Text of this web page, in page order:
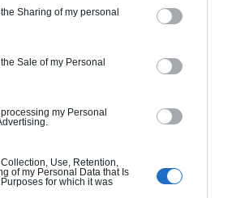
Sharing of my personal
Sale of my Personal
my Personal
Use, Retention,
of my Personal Data that Is
for which it was
étape déterminante pour la réussite
l’espace.